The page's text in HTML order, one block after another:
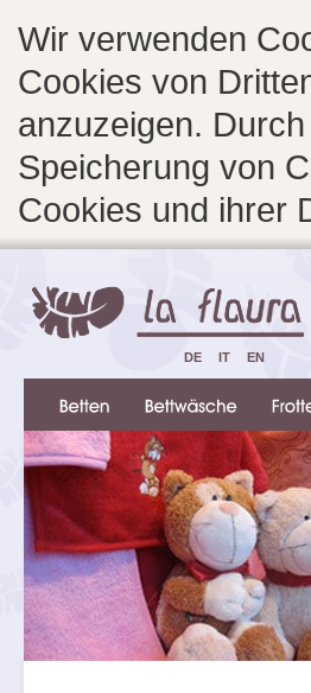
Wir verwenden
Cookies von
anzuzeigen.
Speicherung von
Cookies und ihrer
DE IT EN